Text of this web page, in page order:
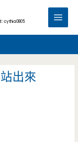
cythia0805
Main
出來